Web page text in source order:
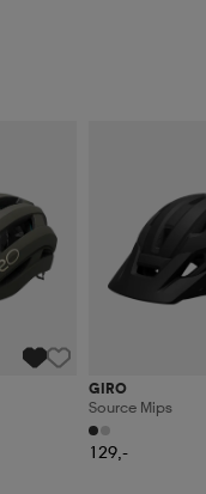
GIRO
Source Mips
129,-